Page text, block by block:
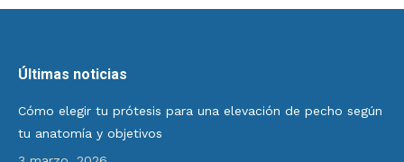
Últimas noticias
Cómo elegir tu prótesis para una elevación de pecho según
tu anatomía y objetivos